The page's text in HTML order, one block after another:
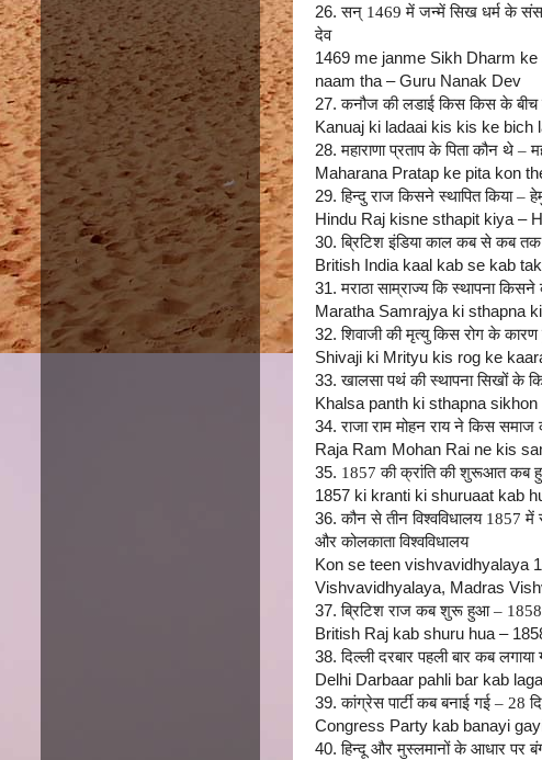
26.सन् 1469 में जन्में सिख धर्म के
देव
1469 me janme Sikh Dharm
naam tha – Guru Nanak Dev
27.कनौज की लडाई किस किस के बीच
Kanuaj ki ladaai kis kis ke bich
28.महाराणा प्रताप के पिता कौन थे –
Maharana Pratap ke pita kon
29.हिन्दु राज किसने स्थापित किया –
Hindu Raj kisne sthapit kiya –
30. ब्रिटिश इंडिया काल कब से कब
British India kaal kab se kab
31.मराठा साम्राज्य कि स्थापना
Maratha Samrajya ki sthapna
32.शिवाजी की मृत्यु किस रोग के
Shivaji ki Mrityu kis rog ke
33.खालसा पथं की स्थापना सिखों के
Khalsa panth ki sthapna
34.राजा राम मोहन राय ने किस
Raja Ram Mohan Rai ne kis
35. 1857 की क्रांति की शुरूआत कब
1857 ki kranti ki shuruaat kab
36.कौन से तीन विश्वविधालय 1857 में
और कोलकाता विश्वविधालय
Kon se teen vishvavidhyalaya
Vishvavidhyalaya, Madras
37.ब्रिटिश राज कब शुरू हुआ –
British Raj kab shuru hua –
38.दिल्ली दरबार पहली बार कब
Delhi Darbaar pahli bar kab
39.कांग्रेस पार्टी कब बनाई गई – 28
Congress Party kab banayi
40. हिन्दू और मुस्लमानों के आधार पर